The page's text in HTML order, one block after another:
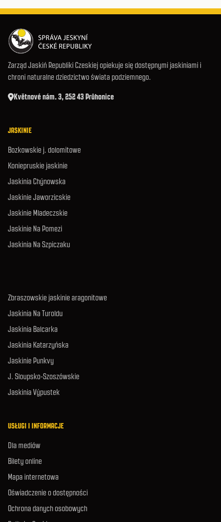
Zarząd Jaskiń Republiki Czeskiej opiekuje się dostępnymi jaskiniami i
chroni naturalne dziedzictwo świata podziemnego.
Květnové nám. 3, 252 43 Průhonice
JASKINIE
Bozkowskie j. dolomitowe
Koniepruskie jaskinie
Jaskinia Chýnowska
Jaskinie Jaworzicskie
Jaskinie Mladeczskie
Jaskinie Na Pomezi
Jaskinia Na Szpiczaku
Zbraszowskie jaskinie aragonitowe
Jaskinia Na Turoldu
Jaskinia Balcarka
Jaskinia Katarzyńska
Jaskinie Punkvy
J. Sloupsko-Szoszówskie
Jaskinia Výpustek
USŁUGI I INFORMACJE
Dla mediów
Bilety online
Mapa internetowa
Oświadczenie o dostępności
Ochrona danych osobowych